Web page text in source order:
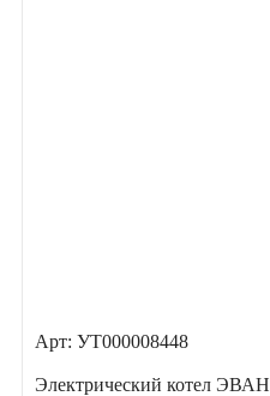
Арт: УТ000008448
Электрический котел ЭВАН